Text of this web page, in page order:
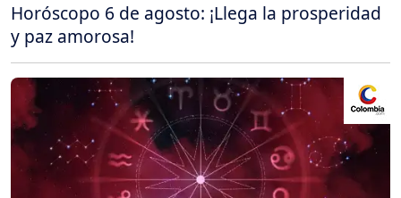
Horóscopo 6 de agosto: ¡Llega la prosperidad
y paz amorosa!